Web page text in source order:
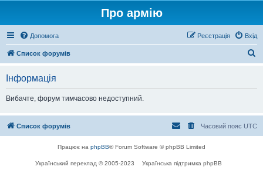
Про армію
Допомога Вхід
Реєстрація
Список форумів
Інформація
Вибачте, форум тимчасово недоступний.
Список форумів Часовий пояс UTC
Працює на phpBB® Forum Software © phpBB Limited
Український переклад © 2005-2023 Українська підтримка phpBB